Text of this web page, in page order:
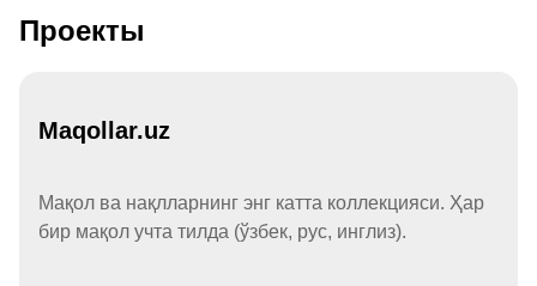
Проекты
Maqollar.uz
Мақол ва нақлларнинг энг катта коллекцияси. Ҳар
бир мақол учта тилда (ўзбек, рус, инглиз).